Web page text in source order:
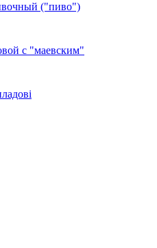
("пиво")
с "маевским"